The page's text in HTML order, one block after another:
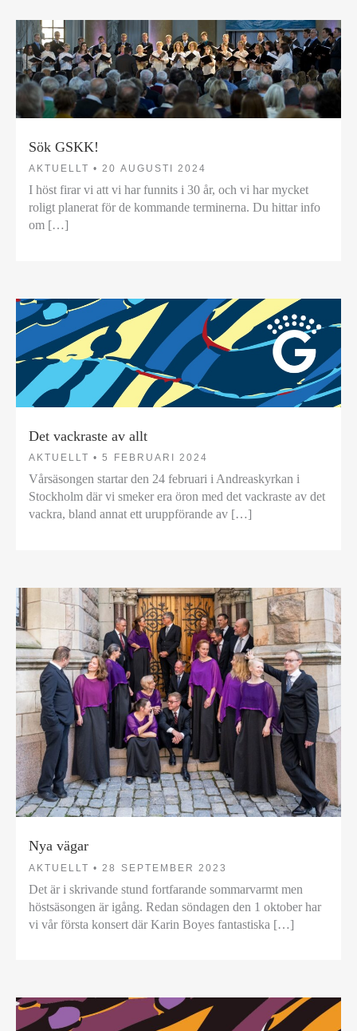
Sök GSKK!
AKTUELLT • 20 AUGUSTI 2024
I höst firar vi att vi har funnits i 30 år, och vi har mycket
roligt planerat för de kommande terminerna. Du hittar info
om […]
Det vackraste av allt
AKTUELLT • 5 FEBRUARI 2024
Vårsäsongen startar den 24 februari i Andreaskyrkan i
Stockholm där vi smeker era öron med det vackraste av det
vackra, bland annat ett uruppförande av […]
Nya vägar
AKTUELLT • 28 SEPTEMBER 2023
Det är i skrivande stund fortfarande sommarvarmt men
höstsäsongen är igång. Redan söndagen den 1 oktober har
vi vår första konsert där Karin Boyes fantastiska […]